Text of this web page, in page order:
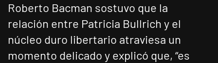
Roberto Bacman sostuvo que la
relación entre Patricia Bullrich y el
núcleo duro libertario atraviesa un
momento delicado y explicó que, “es